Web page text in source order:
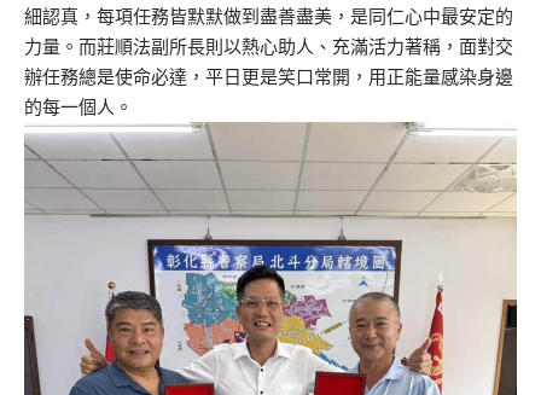
細認真，每項任務皆默默做到盡善盡美，是同仁心中最安定的
力量。而莊順法副所長則以熱心助人、充滿活力著稱，面對交
辦任務總是使命必達，平日更是笑口常開，用正能量感染身邊
的每一個人。